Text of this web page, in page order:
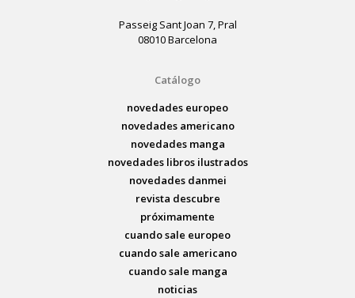
Passeig Sant Joan 7, Pral
08010 Barcelona
Catálogo
novedades europeo
novedades americano
novedades manga
novedades libros ilustrados
novedades danmei
revista descubre
próximamente
cuando sale europeo
cuando sale americano
cuando sale manga
noticias